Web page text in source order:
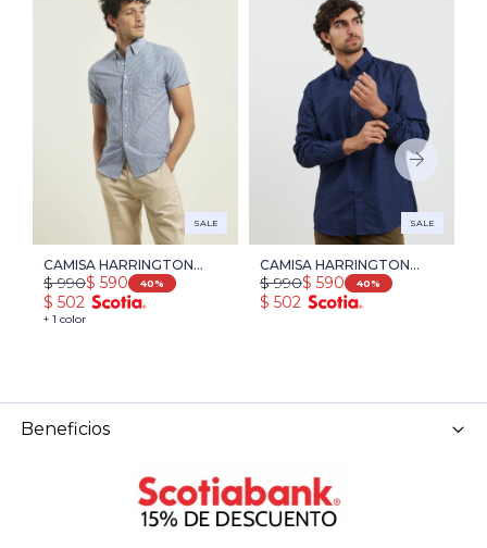
SALE
CAMISA HARRINGTON
URBAN -
CELESTE/BLANCO
+ 1 color
$ 590
$ 990 40
$ 502
SALE
CAMISA HARRINGTON
LABEL - AZUL
OSCURO/AZUL PIEDRA
$ 590
$ 990 40
$ 502
Beneficios